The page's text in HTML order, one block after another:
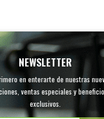
NEWSLETTER
en enterarte de nuestras
ventas especiales y
exclusivos.